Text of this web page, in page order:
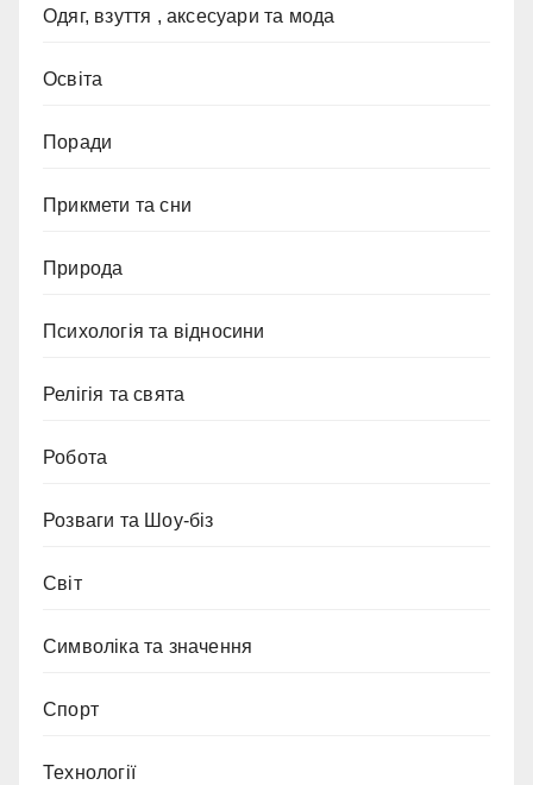
Одяг, взуття , аксесуари та мода
Освіта
Поради
Прикмети та сни
Природа
Психологія та відносини
Релігія та свята
Робота
Розваги та Шоу-біз
Світ
Символіка та значення
Спорт
Технології